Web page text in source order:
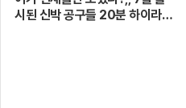
시된 신박 공구들 20분 하이라이